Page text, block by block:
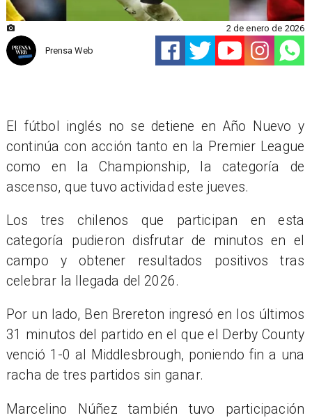
Prensa Web
2 de enero de 2026
El fútbol inglés no se detiene en Año Nuevo y
continúa con acción tanto en la Premier League
como en la Championship, la categoría de
ascenso, que tuvo actividad este jueves.
Los tres chilenos que participan en esta
categoría pudieron disfrutar de minutos en el
campo y obtener resultados positivos tras
celebrar la llegada del 2026.
Por un lado, Ben Brereton ingresó en los últimos
31 minutos del partido en el que el Derby County
venció 1-0 al Middlesbrough, poniendo fin a una
racha de tres partidos sin ganar.
Marcelino Núñez también tuvo participación